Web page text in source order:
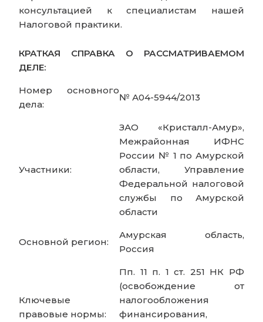
консультацией к специалистам нашей
Налоговой практики.
КРАТКАЯ СПРАВКА О РАССМАТРИВАЕМОМ
ДЕЛЕ:
Номер основного
дела:
№ А04-5944/2013
Участники:
ЗАО «Кристалл-Амур»,
Межрайонная ИФНС
России № 1 по Амурской
области, Управление
Федеральной налоговой
службы по Амурской
области
Основной регион:
Амурская область,
Россия
Ключевые
правовые нормы:
Пп. 11 п. 1 ст. 251 НК РФ
(освобождение от
налогообложения
финансирования,